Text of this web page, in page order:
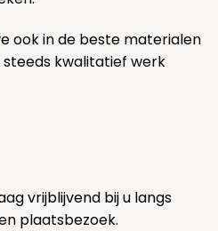
ook in de beste materialen
kwalitatief werk
vrijblijvend bij u langs
plaatsbezoek.